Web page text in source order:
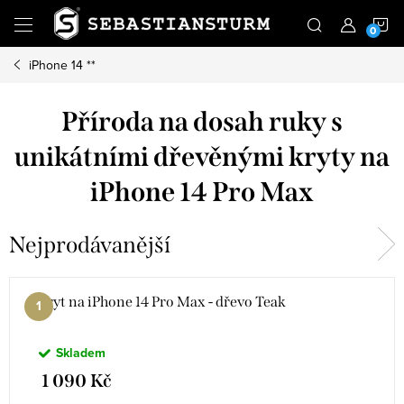
obsah
iPhone 14 **
Příroda na dosah ruky s
unikátními dřevěnými kryty na
iPhone 14 Pro Max
Nejprodávanější
kryt na iPhone 14 Pro Max - dřevo Teak
Skladem
1 090 Kč